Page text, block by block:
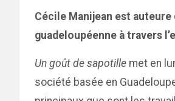
Cécile Manijean est auteure
guadeloupéenne à travers
Un goût de sapotille met en
société basée en